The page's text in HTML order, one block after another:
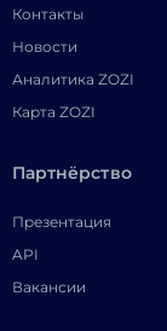
Контакты
Новости
Аналитика ZOZI
Карта ZOZI
Партнёрство
Презентация
API
Вакансии